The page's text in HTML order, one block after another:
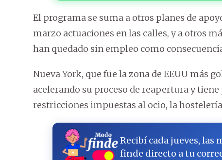
El programa se suma a otros planes de
marzo actuaciones en las calles, y a otros
han quedado sin empleo como
Nueva York, que fue la zona de EEUU más
acelerando su proceso de reapertura y
restricciones impuestas al ocio, la
Recibí cada jueves, las
finde directo a tu